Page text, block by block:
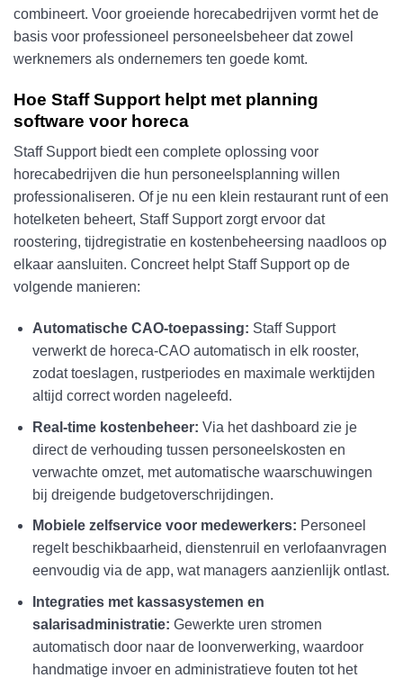
combineert. Voor groeiende horecabedrijven vormt het de
basis voor professioneel personeelsbeheer dat zowel
werknemers als ondernemers ten goede komt.
Hoe Staff Support helpt met planning
software voor horeca
Staff Support biedt een complete oplossing voor
horecabedrijven die hun personeelsplanning willen
professionaliseren. Of je nu een klein restaurant runt of een
hotelketen beheert, Staff Support zorgt ervoor dat
roostering, tijdregistratie en kostenbeheersing naadloos op
elkaar aansluiten. Concreet helpt Staff Support op de
volgende manieren:
Automatische CAO-toepassing: Staff Support
verwerkt de horeca-CAO automatisch in elk rooster,
zodat toeslagen, rustperiodes en maximale werktijden
altijd correct worden nageleefd.
Real-time kostenbeheer: Via het dashboard zie je
direct de verhouding tussen personeelskosten en
verwachte omzet, met automatische waarschuwingen
bij dreigende budgetoverschrijdingen.
Mobiele zelfservice voor medewerkers: Personeel
regelt beschikbaarheid, dienstenruil en verlofaanvragen
eenvoudig via de app, wat managers aanzienlijk ontlast.
Integraties met kassasystemen en
salarisadministratie: Gewerkte uren stromen
automatisch door naar de loonverwerking, waardoor
handmatige invoer en administratieve fouten tot het